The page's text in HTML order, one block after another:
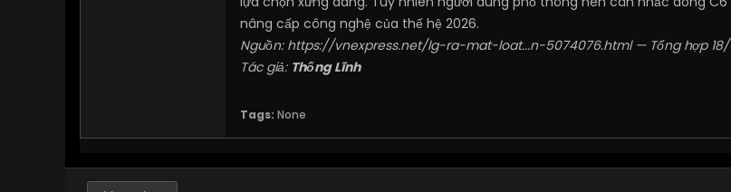
nâng cấp công nghệ của thế hệ 2026.
Nguồn: https://vnexpress.net/lg-ra-mat-loat...n-5074076.html— Tổng hợp
Tác giả: Thống Lĩnh
Tags: None